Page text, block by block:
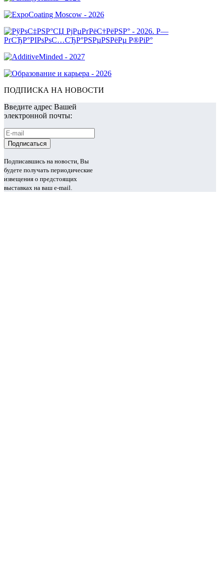
ПОДПИСКА НА НОВОСТИ
Введите адрес Вашей
электронной почты:
Подписавшись на новости, Вы
будете получать периодические
извещения о предстоящих
выставках на ваш e-mail.